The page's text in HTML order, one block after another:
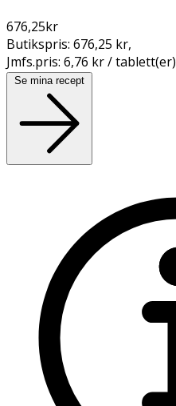
676,25kr
Butikspris: 676,25 kr,
Jmfs.pris: 6,76 kr / tablett(er)
Se mina recept